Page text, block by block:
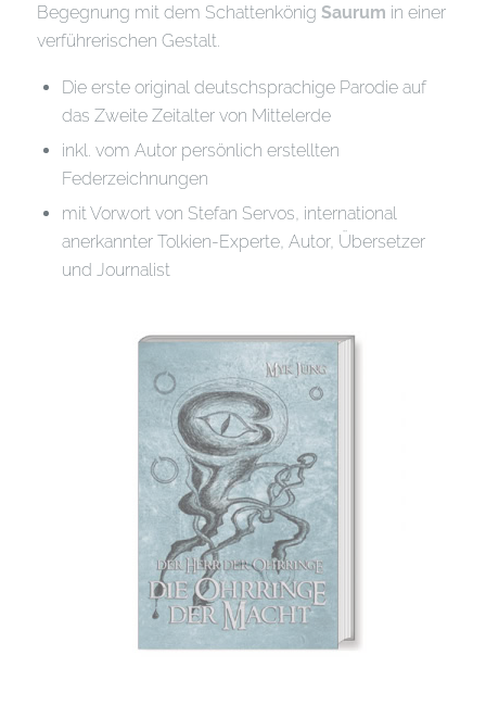
Begegnung mit dem Schattenkönig Saurum in einer
verführerischen Gestalt.
Die erste original deutschsprachige Parodie auf
das Zweite Zeitalter von Mittelerde
inkl. vom Autor persönlich erstellten
Federzeichnungen
mit Vorwort von Stefan Servos, international
anerkannter Tolkien-Experte, Autor, Übersetzer
und Journalist